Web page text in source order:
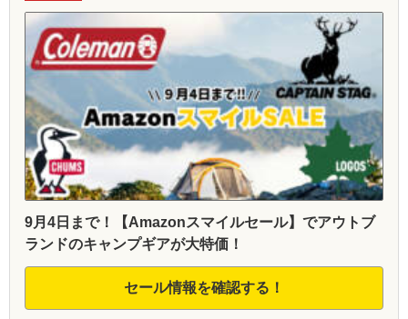
9月4日まで！【Amazonスマイルセール】でアウトブ
ランドのキャンプギアが大特価！
セール情報を確認する！